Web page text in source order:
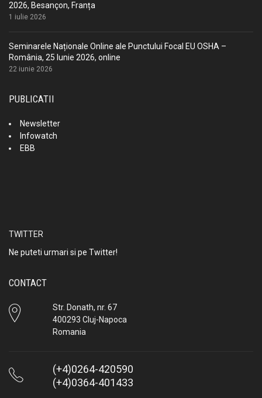
2026, Besançon, Franța
1 iulie 2026
Seminarele Naționale Online ale Punctului Focal EU OSHA –
România, 25 Iunie 2026, online
22 iunie 2026
PUBLICATII
Newsletter
Infowatch
EBB
TWITTER
Ne puteti urmari si pe Twitter!
CONTACT
Str. Donath, nr. 67
400293 Cluj-Napoca
Romania
(+4)0264-420590
(+4)0364-401433